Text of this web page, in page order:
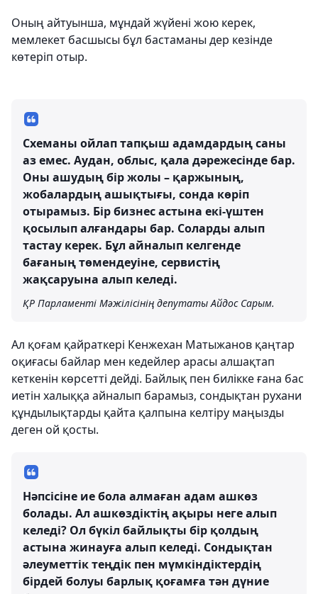
Оның айтуынша, мұндай жүйені жою керек,
мемлекет басшысы бұл бастаманы дер кезінде
көтеріп отыр.
Схеманы ойлап тапқыш адамдардың саны
аз емес. Аудан, облыс, қала дәрежесінде бар.
Оны ашудың бір жолы – қаржының,
жобалардың ашықтығы, сонда көріп
отырамыз. Бір бизнес астына екі-үштен
қосылып алғандары бар. Соларды алып
тастау керек. Бұл айналып келгенде
бағаның төмендеуіне, сервистің
жақсаруына алып келеді.
ҚР Парламенті Мәжілісінің депутаты Айдос Сарым.
Ал қоғам қайраткері Кенжехан Матыжанов қаңтар
оқиғасы байлар мен кедейлер арасы алшақтап
кеткенін көрсетті дейді. Байлық пен билікке ғана бас
иетін халыққа айналып барамыз, сондықтан рухани
құндылықтарды қайта қалпына келтіру маңызды
деген ой қосты.
Нәпсісіне ие бола алмаған адам ашкөз
болады. Ал ашкөздіктің ақыры неге алып
келеді? Ол бүкіл байлықты бір қолдың
астына жинауға алып келеді. Сондықтан
әлеуметтік теңдік пен мүмкіндіктердің
бірдей болуы барлық қоғамға тән дүние